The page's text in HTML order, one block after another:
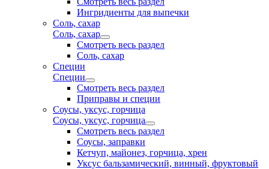
Ингридиенты для выпечки
Соль, сахар
Соль, сахар
Смотреть весь раздел
Соль, сахар
Специи
Специи
Смотреть весь раздел
Приправы и специи
Соусы, уксус, горчица
Соусы, уксус, горчица
Смотреть весь раздел
Соусы, заправки
Кетчуп, майонез, горчица, хрен
Уксус бальзамический, винный, фруктовый